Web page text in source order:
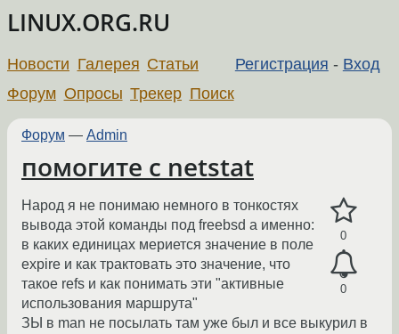
LINUX.ORG.RU
Регистрация - Вход
Новости Галерея Статьи
Форум Опросы Трекер Поиск
Форум — Admin
помогите с netstat
0
0
Народ я не понимаю немного в тонкостях
вывода этой команды под freebsd а именно:
в каких единицах мериется значение в поле
expire и как трактовать это значение, что
такое refs и как понимать эти "активные
использования маршрута"
ЗЫ в man не посылать там уже был и все выкурил в